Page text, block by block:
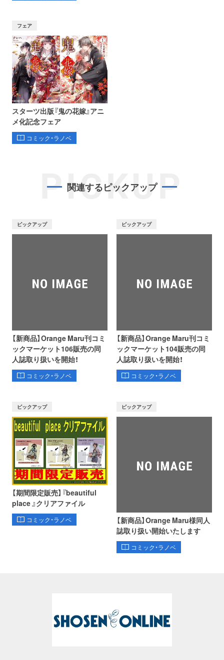
フェア
スターツ出版『鬼の花嫁』アニ
メ化記念フェア
コミック・ラノベ
PICKUP
関連するピックアップ
ピックアップ
【新商品】Orange Maru刊コミ
ックマーケット106販売の同
人誌取り扱いを開始！
コミック・ラノベ
ピックアップ
【新商品】Orange Maru刊コミ
ックマーケット104販売の同
人誌取り扱いを開始！
コミック・ラノベ
ピックアップ
【期間限定販売】『beautiful
place 』クリアファイル
コミック・ラノベ
ピックアップ
【新商品】Orange Maru様同人
誌取り扱い開始いたします
コミック・ラノベ